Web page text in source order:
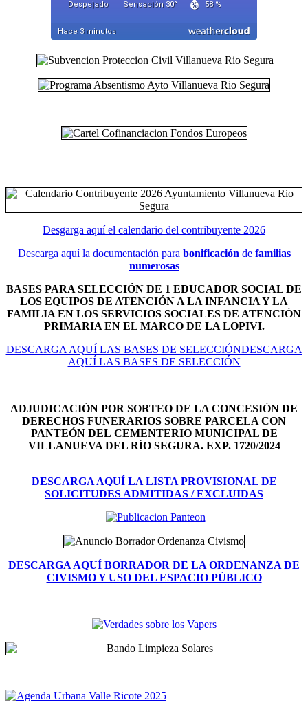
Desgarga aquí el calendario del contribuyente 2026
Descarga aquí la documentación para bonificación de familias
numerosas
BASES PARA SELECCIÓN DE 1 EDUCADOR SOCIAL DE
LOS EQUIPOS DE ATENCIÓN A LA INFANCIA Y LA
FAMILIA EN LOS SERVICIOS SOCIALES DE ATENCIÓN
PRIMARIA EN EL MARCO DE LA LOPIVI.
DESCARGA AQUÍ LAS BASES DE SELECCIÓNDESCARGA
AQUÍ LAS BASES DE SELECCIÓN
ADJUDICACIÓN POR SORTEO DE LA CONCESIÓN DE
DERECHOS FUNERARIOS SOBRE PARCELA CON
PANTEÓN DEL CEMENTERIO MUNICIPAL DE
VILLANUEVA DEL RÍO SEGURA. EXP. 1720/2024
DESCARGA AQUÍ LA LISTA PROVISIONAL DE
SOLICITUDES ADMITIDAS / EXCLUIDAS
DESCARGA AQUÍ BORRADOR DE LA ORDENANZA DE
CIVISMO Y USO DEL ESPACIO PÚBLICO